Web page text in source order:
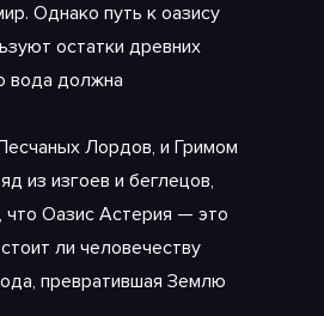
Однако путь к оазису
остатки древних
вода должна
Лордов, и Гримом
из изгоев и беглецов,
что Оазис Астерия — это
ли человечеству
превратившая Землю